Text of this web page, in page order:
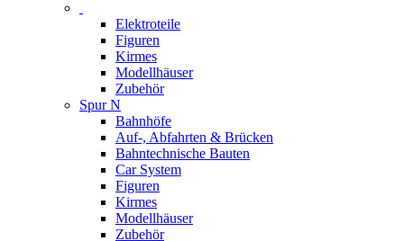
Elektroteile
Figuren
Kirmes
Modellhäuser
Zubehör
Spur N
Bahnhöfe
Auf-, Abfahrten & Brücken
Bahntechnische Bauten
Car System
Figuren
Kirmes
Modellhäuser
Zubehör